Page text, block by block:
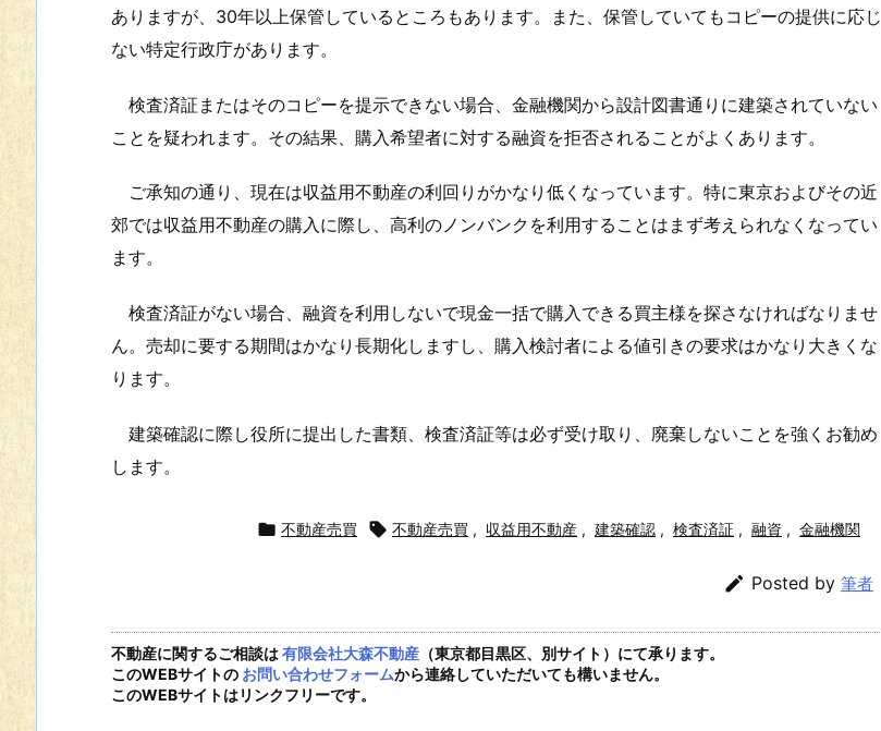
ありますが、30年以上保管しているところもあります。また、保管していてもコピーの提供に応じ
ない特定行政庁があります。
検査済証またはそのコピーを提示できない場合、金融機関から設計図書通りに建築されていない
ことを疑われます。その結果、購入希望者に対する融資を拒否されることがよくあります。
ご承知の通り、現在は収益用不動産の利回りがかなり低くなっています。特に東京およびその近
郊では収益用不動産の購入に際し、高利のノンバンクを利用することはまず考えられなくなってい
ます。
検査済証がない場合、融資を利用しないで現金一括で購入できる買主様を探さなければなりませ
ん。売却に要する期間はかなり長期化しますし、購入検討者による値引きの要求はかなり大きくな
ります。
建築確認に際し役所に提出した書類、検査済証等は必ず受け取り、廃棄しないことを強くお勧め
します。
 不動産売買  不動産売買 , 収益用不動産 , 建築確認 , 検査済証 , 融資 , 金融機関
 Posted by 筆者
不動産に関するご相談は有限会社大森不動産 （東京都目黒区、別サイト）にて承ります。
このWEBサイトの お問い合わせフォームから連絡していただいても構いません。
このWEBサイトはリンクフリーです。